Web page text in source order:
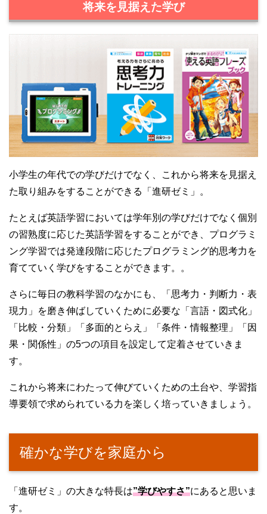
将来を見据えた学び
小学生の年代での学びだけでなく、これから将来を見据え
た取り組みをすることができる「進研ゼミ」。
たとえば英語学習においては学年別の学びだけでなく個別
の習熟度に応じた英語学習をすることができ、プログラミ
ング学習では発達段階に応じたプログラミング的思考力を
育てていく学びをすることができます。。
さらに毎日の教科学習のなかにも、「思考力・判断力・表
現力」を磨き伸ばしていくために必要な「言語・図式化」
「比較・分類」「多面的とらえ」「条件・情報整理」「因
果・関係性」の5つの項目を設定して定着させていきま
す。
これから将来にわたって伸びていくための土台や、学習指
導要領で求められている力を楽しく培っていきましょう。
確かな学びを家庭から
「進研ゼミ」の大きな特長は”学びやすさ”にあると思いま
す。